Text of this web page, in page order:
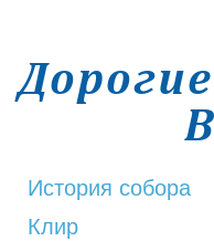
История собора
Клир